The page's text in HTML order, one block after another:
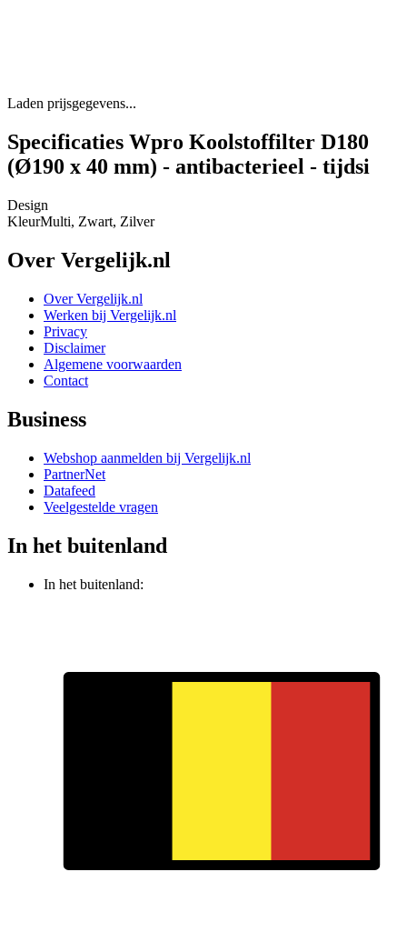
Laden prijsgegevens...
Specificaties Wpro Koolstoffilter D180
(Ø190 x 40 mm) - antibacterieel - tijdsi
Design
KleurMulti, Zwart, Zilver
Over Vergelijk.nl
Over Vergelijk.nl
Werken bij Vergelijk.nl
Privacy
Disclaimer
Algemene voorwaarden
Contact
Business
Webshop aanmelden bij Vergelijk.nl
PartnerNet
Datafeed
Veelgestelde vragen
In het buitenland
In het buitenland: